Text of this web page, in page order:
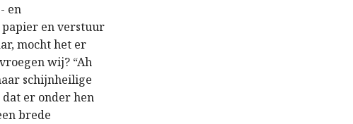
en
papier en verstuur
mocht het er
wij? “Ah
schijnheilige
er onder hen
brede